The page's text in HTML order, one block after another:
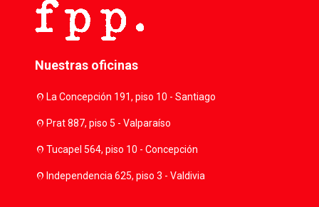
Nuestras oficinas
location_onLa Concepción 191, piso 10 - Santiago
location_onPrat 887, piso 5 - Valparaíso
location_onTucapel 564, piso 10 - Concepción
location_onIndependencia 625, piso 3 - Valdivia